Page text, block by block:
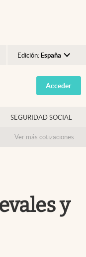
Edición: España
Argentina
España
USA
Colombia
Acceder
SEGURIDAD SOCIAL
Ver más cotizaciones
y